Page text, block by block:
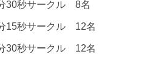
30秒サークル 8名
15秒サークル 12名
30秒サークル 12名